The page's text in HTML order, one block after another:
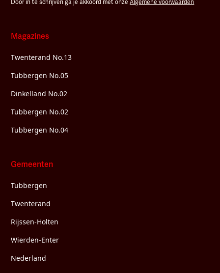
Door in te schrijven ga je akkoord met onzeAlgemene voorwaarden
Magazines
Twenterand No.13
Tubbergen No.05
Dinkelland No.02
Tubbergen No.02
Tubbergen No.04
Gemeenten
Tubbergen
Twenterand
Rijssen-Holten
Wierden-Enter
Nederland